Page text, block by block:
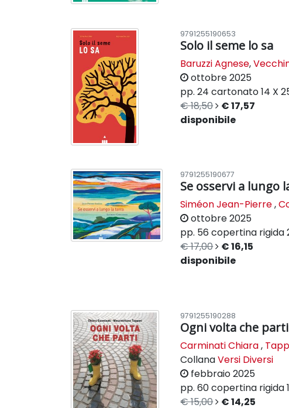
9791255190653
Solo il seme lo sa
Baruzzi Agnese,
ottobre 2025
pp. 24 cartonato14 X
€ 18,50
€ 17,57
disponibile
9791255190677
Se osservi a lungo
Siméon Jean-Pierre,
ottobre 2025
pp. 56 copertina rigida
€ 17,00
€ 16,15
disponibile
9791255190288
Ogni volta che parti
Carminati Chiara,
CollanaVersi Diversi
febbraio 2025
pp. 60copertina rigida
€ 15,00
€ 14,25